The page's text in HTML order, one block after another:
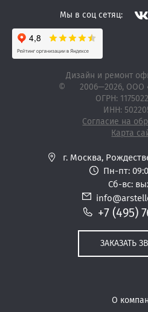
Мы в соц сетяц:
Дизайн и ремонт
©
2006—2026, ООО
ОГРН:
ИНН:
Согласие на
Карта
О
г. Москва,
Пн-пт:
Сб-вс:
+7 (495)
ЗАКАЗАТЬ